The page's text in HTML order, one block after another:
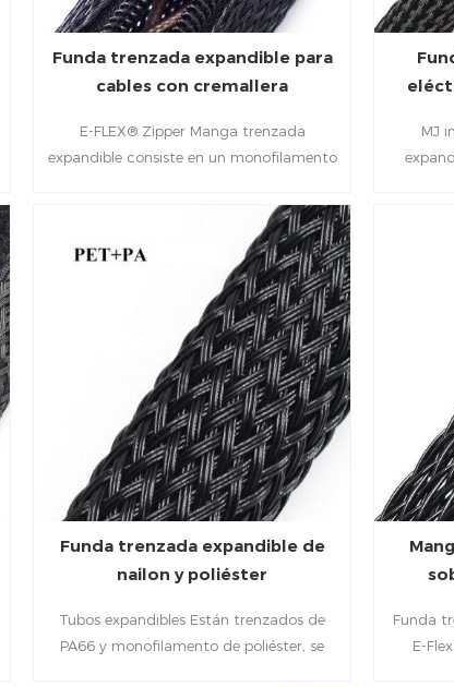
Funda trenzada expandible para
cables con cremallera
E-FLEX® Zipper Manga trenzada
expandible consiste en un monofilamento
resistente y seguro. Es la solución
definitiva de funda para cables con
cremallera y gestión de cables con
cremallera, diseñada para la agrupación
rápida de cables en retrofit sin
desconectar ningún conector. Esta funda
de cables con cremallera premium ofrece
una excelente flexibilidad y capacidad de
expansión, lo que facilita agrupar una
gran cantidad de cables irregulares, a la
vez que proporciona la máxima
protección contra el polvo y resistencia a
la abrasión.
MJ
oficina,
y
Funda trenzada expandible de
nailon y poliéster
Tubos expandibles Están trenzados de
PA66 y monofilamento de poliéster, se
Funda
E-